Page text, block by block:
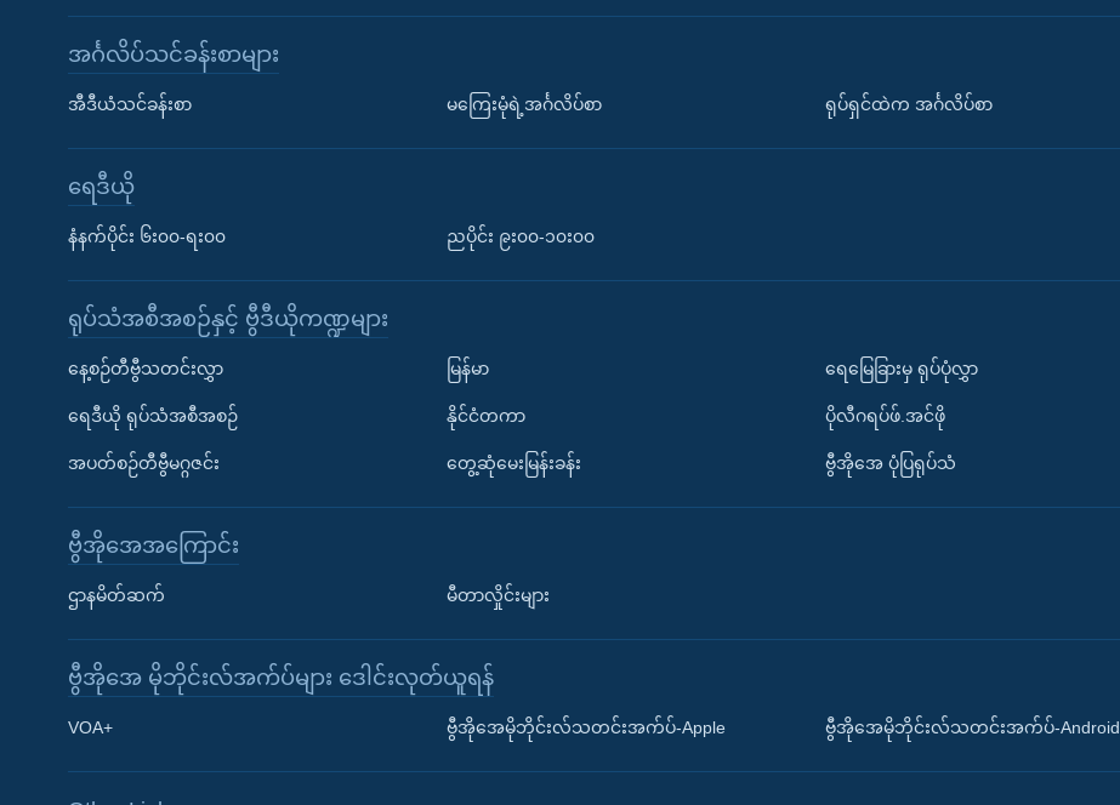
Learning English
အင်္ဂလိပ်သင်ခန်းစာများ
အီဒီယံသင်ခန်းစာ မကြေးမုံရဲ့အင်္ဂလိပ်စာ ရုပ်ရှင်ထဲက အင်္ဂလိပ်စာ
ရေဒီယို
နံနက်ပိုင်း ၆း၀၀-ရး၀၀ ညပိုင်း ၉း၀၀-၁၀း၀၀
ရုပ်သံအစီအစဉ်နှင့် ဗွီဒီယိုကဏ္ဍများ
နေ့စဉ်တီဗွီသတင်းလွှာ
ရေဒီယို ရုပ်သံအစီအစဉ်
အပတ်စဉ်တီဗွီမဂ္ဂဇင်း
မြန်မာ
နိုင်ငံတကာ
တွေ့ဆုံမေးမြန်းခန်း
ရေမြေခြားမှ ရုပ်ပုံလွှာ
ပိုလီဂရပ်ဖ်.အင်ဖို
ဗွီအိုအေ ပုံပြရုပ်သံ
ဗွီအိုအေအကြောင်း
ဌာနမိတ်ဆက် မီတာလှိုင်းများ
ဗွီအိုအေ မိုဘိုင်းလ်အက်ပ်များ ဒေါင်းလုတ်ယူရန်
VOA+ ဗွီအိုအေမိုဘိုင်းလ်သတင်းအက်ပ်-Apple ဗွီအိုအေမိုဘိုင်းလ်သတင်းအက်ပ်-Android